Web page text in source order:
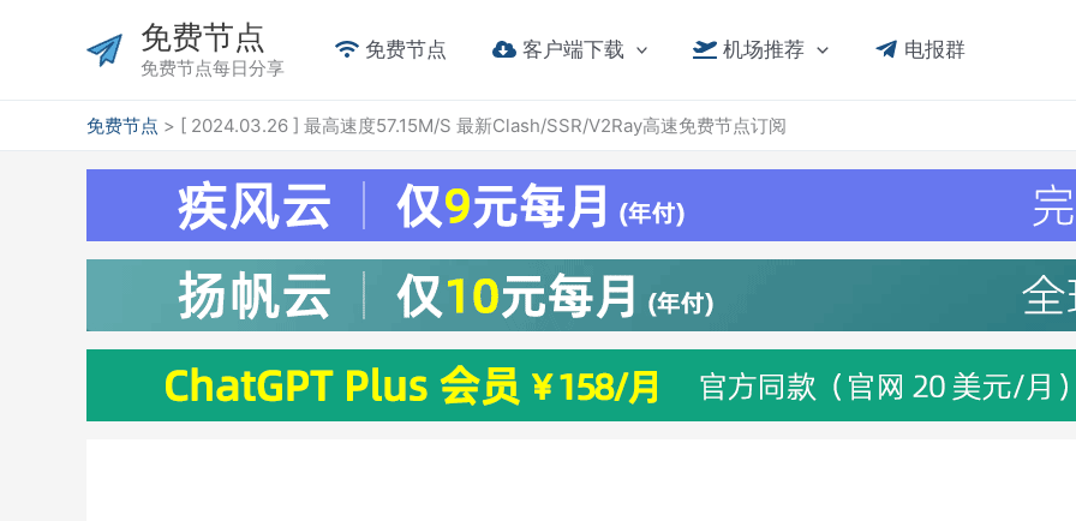
免费节点
免费节点每日分享
免费节点 客户端下载 机场推荐 电报群
免费节点 > [ 2024.03.26 ] 最高速度57.15M/S 最新Clash/SSR/V2Ray高速免费节点订阅